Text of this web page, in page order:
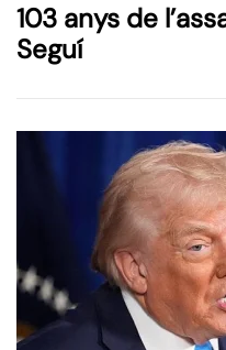
103 anys de
Seguí